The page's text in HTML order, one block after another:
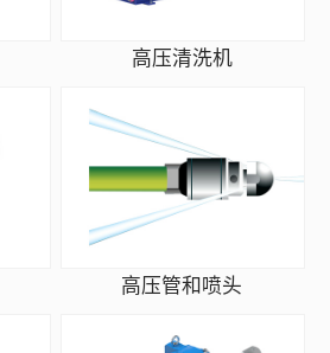
高压清洗机
高压管和喷头